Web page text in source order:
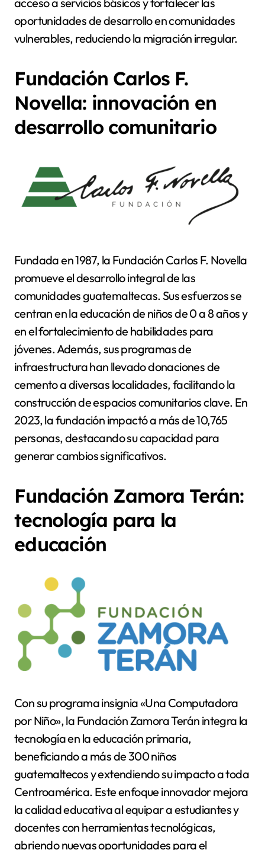
oportunidades de desarrollo en comunidades
vulnerables, reduciendo la migración irregular.
Fundación Carlos F.
Novella: innovación en
desarrollo comunitario
Fundada en 1987, la Fundación Carlos F. Novella
promueve el desarrollo integral de las
comunidades guatemaltecas. Sus esfuerzos se
centran en la educación de niños de 0 a 8 años y
en el fortalecimiento de habilidades para
jóvenes. Además, sus programas de
infraestructura han llevado donaciones de
cemento a diversas localidades, facilitando la
construcción de espacios comunitarios clave. En
2023, la fundación impactó a más de 10,765
personas, destacando su capacidad para
generar cambios significativos.
Fundación Zamora Terán:
tecnología para la
educación
Con su programa insignia «Una Computadora
por Niño», la Fundación Zamora Terán integra la
tecnología en la educación primaria,
beneficiando a más de 300 niños
guatemaltecos y extendiendo su impacto a toda
Centroamérica. Este enfoque innovador mejora
la calidad educativa al equipar a estudiantes y
docentes con herramientas tecnológicas,
abriendo nuevas oportunidades para el